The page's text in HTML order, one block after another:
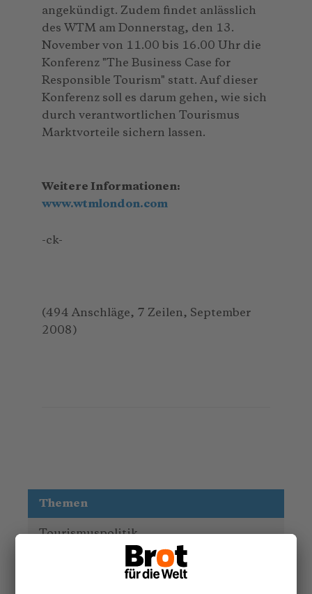
angekündigt. Zudem findet anlässlich
des WTM am Donnerstag, den 13.
November von 11.00 bis 16.00 Uhr die
Konferenz "The Business Case for
Responsible Tourism" statt. Auf dieser
Konferenz soll es darum gehen, wie sich
durch verantwortlichen Tourismus
Marktvorteile sichern lassen.
Weitere Informationen:
www.wtmlondon.com
-ck-
(494 Anschläge, 7 Zeilen, September
2008)
Themen
Tourismuspolitik
Kultur und Religion